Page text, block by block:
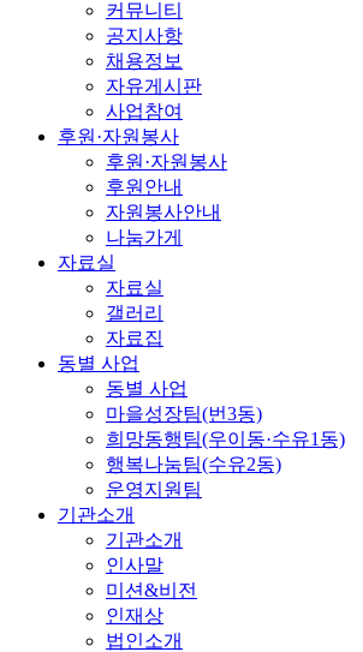
커뮤니티
공지사항
채용정보
자유게시판
사업참여
후원·자원봉사
후원·자원봉사
후원안내
자원봉사안내
나눔가게
자료실
자료실
갤러리
자료집
동별 사업
동별 사업
마을성장팀(번3동)
희망동행팀(우이동·수유1동)
행복나눔팀(수유2동)
운영지원팀
기관소개
기관소개
인사말
미션&비전
인재상
법인소개